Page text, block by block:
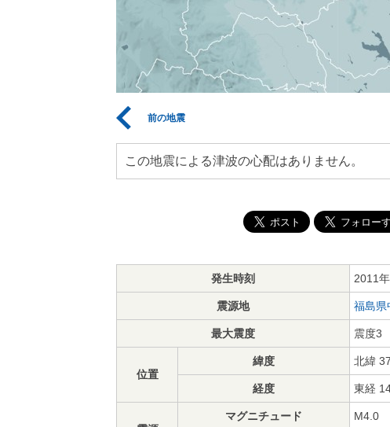
前の地震
この地震による津波の心配はありません。
発生時刻 2011
震源地 福島県
最大震度 震度3
位置
緯度 北緯
経度 東経
マグニチュード M4.0